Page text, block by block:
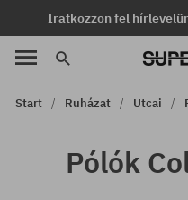
Iratkozzon fel
Start Ruházat Utcai
Pólók